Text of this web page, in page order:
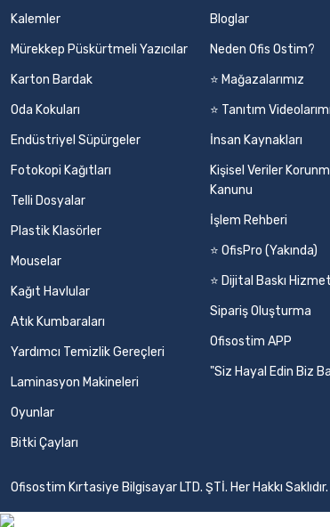
Kalemler
Mürekkep Püskürtmeli Yazıcılar
Karton Bardak
Oda Kokuları
Endüstriyel Süpürgeler
Fotokopi Kağıtları
Telli Dosyalar
Plastik Klasörler
Mouselar
Kağıt Havlular
Atık Kumbaraları
Yardımcı Temizlik Gereçleri
Laminasyon Makineleri
Oyunlar
Bitki Çayları
Bloglar
Neden Ofis Ostim?
⭐ Mağazalarımız
⭐ Tanıtım
İnsan Kaynakları
Kişisel Veriler
Kanunu
İşlem Rehberi
⭐ OfisPro (Yakında)
⭐ Dijital Baskı
Sipariş Oluşturma
Ofisostim APP
"Siz Hayal Edin Biz
Ofisostim Kırtasiye Bilgisayar LTD. ŞTİ. Her Hakkı